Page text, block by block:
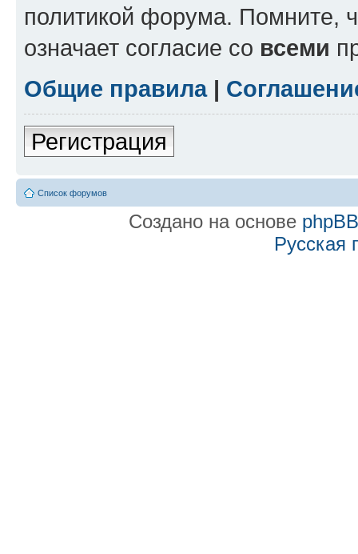
политикой форума. Помните,
означает согласие со всеми
Общие правила|
Регистрация
Список форумов
Создано на основе phpBB
Русская